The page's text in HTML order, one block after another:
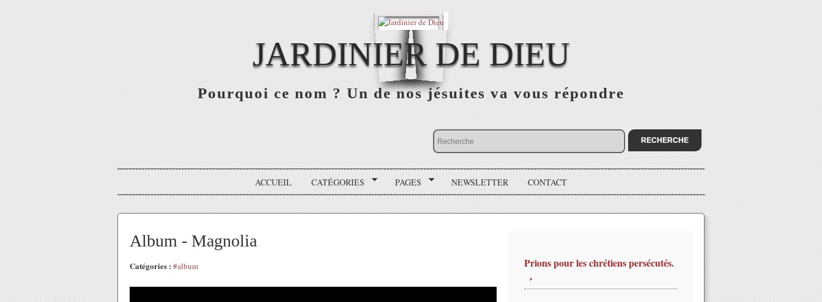
JARDINIER DE DIEU
Pourquoi ce nom ? Un de nos jésuites va vous répondre
ACCUEIL CATÉGORIES PAGES NEWSLETTER CONTACT
Album - Magnolia
Catégories : #album Prions pour les chrétiens persécutés.